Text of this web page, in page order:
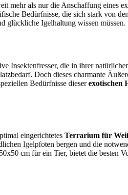
mehr als nur die Anschaffung eines
Bedürfnisse, die sich stark von
glückliche Igelhaltung wissen müssen.
Insektenfresser, die in ihrer
Doch dieses charmante
Bedürfnisse dieserexotischen
eingerichtetes Terrarium für
Igelpfoten bergen und die
cm für ein Tier, bietet die besten